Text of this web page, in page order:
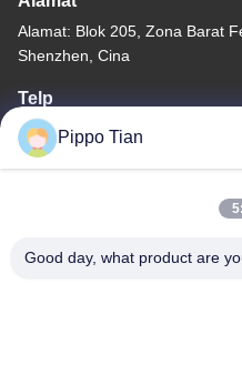
Alamat: Blok 205, Zona Barat
Shenzhen, Cina
Telp
86--13590447319
Kebijakan
Pippo Tian
Good day, what product are